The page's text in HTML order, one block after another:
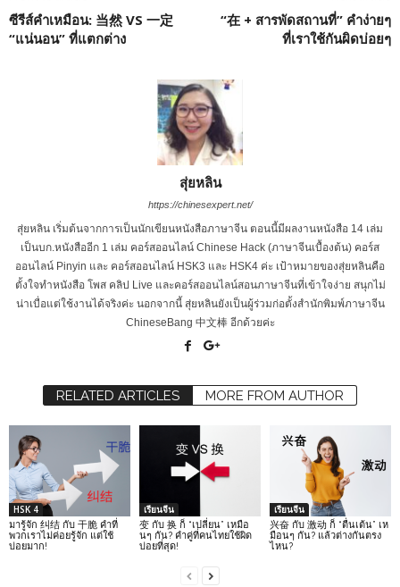
ซีรีส์คำเหมือน: 当然 VS 一定
“แน่นอน” ที่แตกต่าง
“在 + สารพัดสถานที่” คำง่ายๆ
ที่เราใช้กันผิดบ่อยๆ
สุ่ยหลิน
https://chinesexpert.net/
สุ่ยหลิน เริ่มต้นจากการเป็นนักเขียนหนังสือภาษาจีน ตอนนี้มีผลงานหนังสือ 14 เล่ม
เป็นบก.หนังสืออีก 1 เล่ม คอร์สออนไลน์ Chinese Hack (ภาษาจีนเบื้องต้น) คอร์ส
ออนไลน์ Pinyin และ คอร์สออนไลน์ HSK3 และ HSK4 ค่ะ เป้าหมายของสุ่ยหลินคือ
ตั้งใจทำหนังสือ โพส คลิป Live และคอร์สออนไลน์สอนภาษาจีนที่เข้าใจง่าย สนุกไม่
น่าเบื่อแต่ใช้งานได้จริงค่ะ นอกจากนี้ สุ่ยหลินยังเป็นผู้ร่วมก่อตั้งสำนักพิมพ์ภาษาจีน
ChineseBang 中文棒 อีกด้วยค่ะ
RELATED ARTICLES MORE FROM AUTHOR
HSK 4
มารู้จัก 纠结 กับ 干脆 คำที่
พวกเราไม่ค่อยรู้จัก แต่ใช้
บ่อยมาก!
เรียนจีน
变 กับ 换 ก็ “เปลี่ยน” เหมือ
นๆ กัน? คำคู่ที่คนไทยใช้ผิด
บ่อยที่สุด!
เรียนจีน
兴奋 กับ 激动 ก็ “ตื่นเต้น” เห
มือนๆ กัน? แล้วต่างกันตรง
ไหน?